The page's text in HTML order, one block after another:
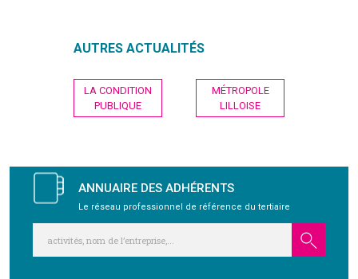
AUTRES ACTUALITÉS
Navigation
l’article
LA CONDITION
PUBLIQUE
MÉTROPOLE
LILLOISE
ANNUAIRE DES ADHÉRENTS
Le réseau professionnel de référence du tertiaire